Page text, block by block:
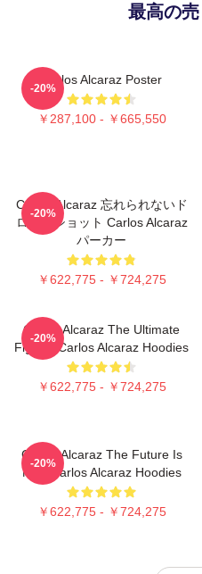
最高の
Carlos Alcaraz Poster
￥287,100 - ￥665,550
-20%
Carlos Alcaraz 忘れられないド
ロップショット Carlos Alcaraz
パーカー
￥622,775 - ￥724,275
-20%
Carlos Alcaraz The Ultimate
Fighter Carlos Alcaraz Hoodies
￥622,775 - ￥724,275
-20%
Carlos Alcaraz The Future Is
Now Carlos Alcaraz Hoodies
￥622,775 - ￥724,275
-20%